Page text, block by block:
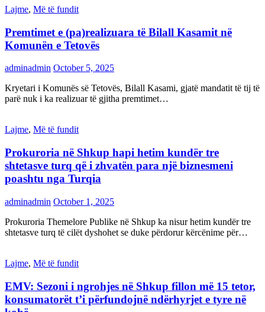
Lajme, Më të fundit
Premtimet e (pa)realizuara të Bilall Kasamit në
Komunën e Tetovës
adminadmin October 5, 2025
Kryetari i Komunës së Tetovës, Bilall Kasami, gjatë mandatit të tij të
parë nuk i ka realizuar të gjitha premtimet…
Lajme, Më të fundit
Prokuroria në Shkup hapi hetim kundër tre
shtetasve turq që i zhvatën para një biznesmeni
poashtu nga Turqia
adminadmin October 1, 2025
Prokuroria Themelore Publike në Shkup ka nisur hetim kundër tre
shtetasve turq të cilët dyshohet se duke përdorur kërcënime për…
Lajme, Më të fundit
EMV: Sezoni i ngrohjes në Shkup fillon më 15 tetor,
konsumatorët t’i përfundojnë ndërhyrjet e tyre në